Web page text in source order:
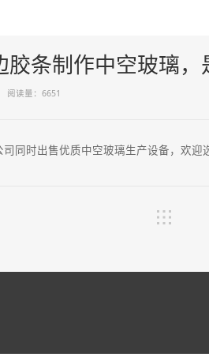
条制作中空玻璃，
阅读量：6651
同时出售优质中空玻璃生产设备，欢迎